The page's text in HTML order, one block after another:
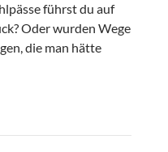
führst du auf
Oder wurden Wege
die man hätte